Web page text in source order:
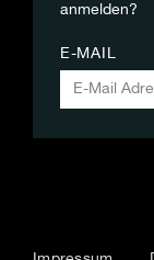
anmelden?
E-MAIL